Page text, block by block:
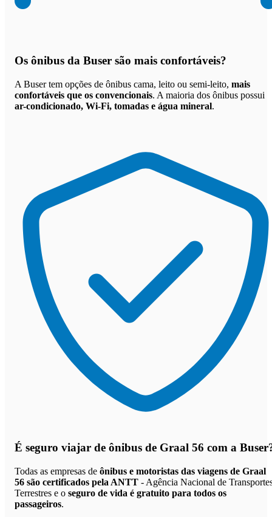
Os ônibus da Buser são mais confortáveis?
A Buser tem opções de ônibus cama, leito ou semi-leito, mais
confortáveis que os convencionais. A maioria dos ônibus possui
ar-condicionado, Wi-Fi, tomadas e água mineral.
É seguro viajar de ônibus de Graal 56 com a
Todas as empresas de ônibus e motoristas das viagens de Graal
56 são certificados pela ANTT - Agência Nacional de
Terrestres e o seguro de vida é gratuito para todos os
passageiros.